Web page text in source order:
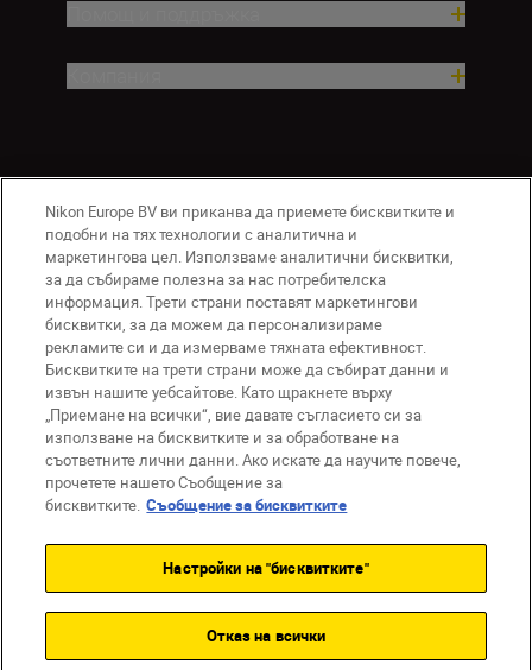
BG Nikon Sites
Връзка с нас
Съобщение за поверителност
Условия за използване
Съобщение за бисквитки
Настройки за бисквитките
Back to top
Nikon Europe BV ви приканва да приемете бисквитките и
подобни на тях технологии с аналитична и
маркетингова цел. Използваме аналитични бисквитки,
за да събираме полезна за нас потребителска
информация. Трети страни поставят маркетингови
бисквитки, за да можем да персонализираме
рекламите си и да измерваме тяхната ефективност.
Бисквитките на трети страни може да събират данни и
извън нашите уебсайтове. Като щракнете върху
„Приемане на всички“, вие давате съгласието си за
използване на бисквитките и за обработване на
съответните лични данни. Ако искате да научите повече,
прочетете нашето Съобщение за
бисквитките. Съобщение за бисквитките
Настройки на "бисквитките"
Отказ на всички